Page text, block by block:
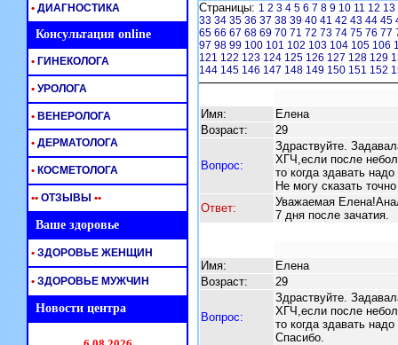
Страницы: 1 2 3 4 5 6 7 8 9 10 11 12 13
33 34 35 36 37 38 39 40 41 42 43 44 45
65 66 67 68 69 70 71 72 73 74 75 76 77
97 98 99 100 101 102 103 104 105 106
121 122 123 124 125 126 127 128 129
144 145 146 147 148 149 150 151 152
Имя:
Елена
Возраст:
29
Вопрос:
Здраствуйте.
ХГЧ,если после
то когда здавать
Не могу сказать
Ответ:
Уважаемая
7 дня после зачатия.
Имя:
Eлена
Возраст:
29
Вопрос:
Здраствуйте.
ХГЧ,если после
то когда здавать
Спасибо.
• ДИАГНОСТИКА
Консультация online
• ГИНЕКОЛОГА
• УРОЛОГА
• ВЕНЕРОЛОГА
• ДЕРМАТОЛОГА
• КОСМЕТОЛОГА
•• ОТЗЫВЫ ••
Ваше здоровье
• ЗДОРОВЬЕ ЖЕНЩИН
• ЗДОРОВЬЕ МУЖЧИН
Новости центра